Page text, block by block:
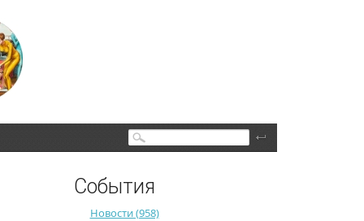
Поиск
События
Новости (958)